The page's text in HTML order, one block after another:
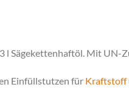
Sägekettenhaftöl. Mit UN-
Einfüllstutzen für Kraftstoff